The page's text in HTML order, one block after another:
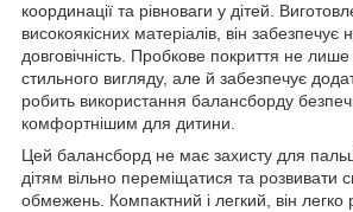
координації та рівноваги у дітей.
високоякісних матеріалів, він забезпечує
довговічність. Пробкове покриття не
стильного вигляду, але й забезпечує
робить використання балансборду
комфортнішим для дитини.
Цей балансборд не має захисту для
дітям вільно переміщатися та розвивати
обмежень. Компактний і легкий, він легко